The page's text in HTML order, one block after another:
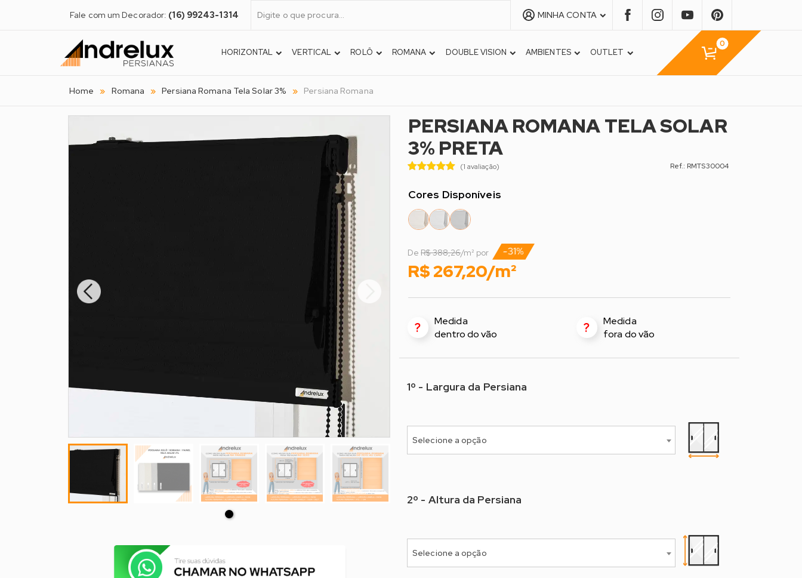
Fale com um Decorador: (16) 99243-1314 MINHA CONTA
HORIZONTAL VERTICAL ROLÔ ROMANA DOUBLE VISION AMBIENTES OUTLET
0
Home Romana Persiana Romana Tela Solar 3% Persiana Romana
PERSIANA ROMANA TELA SOLAR
3% PRETA
(1 avaliação) Ref.: RMTS30004
Cores Disponíveis
DeR$ 388,26/m² por -31%
R$ 267,20/m²
?
Medida
dentro do vão
?
Medida
fora do vão
1º - Selecione a Largura*
1º - Largura da Persiana
Selecione a opção
2º - Selecione a Altura*
2º - Altura da Persiana
Selecione a opção